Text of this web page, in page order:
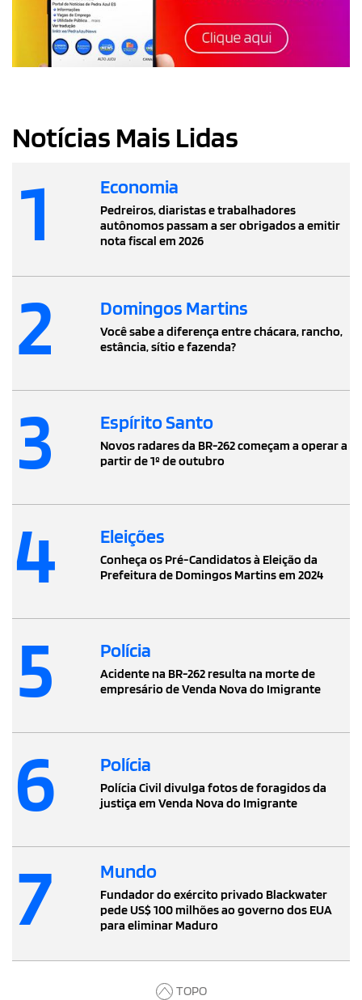
Notícias Mais Lidas
1 Economia
Pedreiros, diaristas e trabalhadores
autônomos passam a ser obrigados a emitir
nota fiscal em 2026
2 Domingos Martins
Você sabe a diferença entre chácara, rancho,
estância, sítio e fazenda?
3 Espírito Santo
Novos radares da BR-262 começam a operar a
partir de 1º de outubro
4 Eleições
Conheça os Pré-Candidatos à Eleição da
Prefeitura de Domingos Martins em 2024
5 Polícia
Acidente na BR-262 resulta na morte de
empresário de Venda Nova do Imigrante
6 Polícia
Polícia Civil divulga fotos de foragidos da
justiça em Venda Nova do Imigrante
7 Mundo
Fundador do exército privado Blackwater
pede US$ 100 milhões ao governo dos EUA
para eliminar Maduro
TOPO